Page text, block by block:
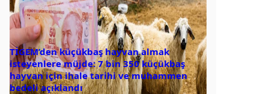
TİGEM’den küçükbaş hayvan almak
isteyenlere müjde: 7 bin 350 küçükbaş
hayvan için ihale tarihi ve muhammen
bedeli açıklandı